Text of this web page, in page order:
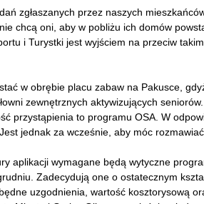
zgłaszanych przez naszych
chcą oni, aby w pobliżu ich domów
i Turystki jest wyjściem na przeciw
w obrębie placu zabaw na Pakusce,
zewnętrznych aktywizujących
przystąpienia to programu OSA. W
jednak za wcześnie, aby móc rozmawiać
aplikacji wymagane będą wytyczne
Zadecydują one o ostatecznym
uzgodnienia, wartość kosztorysową